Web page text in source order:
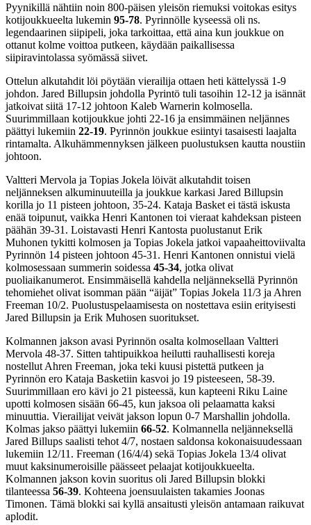
Pyynikillä nähtiin noin 800-päisen yleisön riemuksi voitokas esitys
kotijoukkueelta lukemin 95-78. Pyrinnölle kyseessä oli ns.
legendaarinen siipipeli, joka tarkoittaa, että aina kun joukkue on
ottanut kolme voittoa putkeen, käydään paikallisessa
siipiravintolassa syömässä siivet.
Ottelun alkutahdit löi pöytään vierailija ottaen heti kättelyssä 1-9
johdon. Jared Billupsin johdolla Pyrintö tuli tasoihin 12-12 ja isännät
jatkoivat siitä 17-12 johtoon Kaleb Warnerin kolmosella.
Suurimmillaan kotijoukkue johti 22-16 ja ensimmäinen neljännes
päättyi lukemiin 22-19. Pyrinnön joukkue esiintyi tasaisesti laajalta
rintamalta. Alkuhämmennyksen jälkeen puolustuksen kautta noustiin
johtoon.
Valtteri Mervola ja Topias Jokela löivät alkutahdit toisen
neljänneksen alkuminuuteilla ja joukkue karkasi Jared Billupsin
korilla jo 11 pisteen johtoon, 35-24. Kataja Basket ei tästä iskusta
enää toipunut, vaikka Henri Kantonen toi vieraat kahdeksan pisteen
päähän 39-31. Loistavasti Henri Kantosta puolustanut Erik
Muhonen tykitti kolmosen ja Topias Jokela jatkoi vapaaheittoviivalta
Pyrinnön 14 pisteen johtoon 45-31. Henri Kantonen onnistui vielä
kolmosessaan summerin soidessa 45-34, jotka olivat
puoliaikanumerot. Ensimmäisellä kahdella neljänneksellä Pyrinnön
tehomiehet olivat isomman pään “äijät” Topias Jokela 11/3 ja Ahren
Freeman 10/2. Puolustuspelaamisesta on nostettava esiin erityisesti
Jared Billupsin ja Erik Muhosen suoritukset.
Kolmannen jakson avasi Pyrinnön osalta kolmosellaan Valtteri
Mervola 48-37. Sitten tahtipuikkoa heilutti rauhallisesti koreja
nostellut Ahren Freeman, joka teki kuusi pistettä putkeen ja
Pyrinnön ero Kataja Basketiin kasvoi jo 19 pisteeseen, 58-39.
Suurimmillaan ero kävi jo 21 pisteessä, kun kapteeni Riku Laine
upotti kolmosen sisään 66-45, kun jaksoa oli pelaamatta kaksi
minuuttia. Vierailijat veivät jakson lopun 0-7 Marshallin johdolla.
Kolmas jakso päättyi lukemiin 66-52. Kolmannella neljänneksellä
Jared Billups saalisti tehot 4/7, nostaen saldonsa kokonaisuudessaan
lukemiin 12/11. Freeman (16/4/4) sekä Topias Jokela 13/4 olivat
muut kaksinumeroisille päässeet pelaajat kotijoukkueelta.
Kolmannen jakson kovin suoritus oli Jared Billupsin blokki
tilanteessa 56-39. Kohteena joensuulaisten takamies Joonas
Timonen. Tämä blokki sai kyllä ansaitusti yleisön antamaan raikuvat
aplodit.